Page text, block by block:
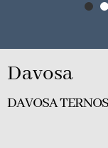
Davosa
DAVOSA